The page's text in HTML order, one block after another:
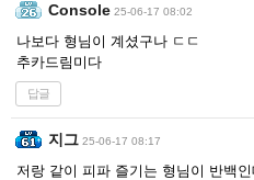
Console 25-06-17 08:02
나보다 형님이 계셨구나 ㄷㄷ
추카드림미다
답글
지그 25-06-17 08:17
저랑 같이 피파 즐기는 형님이 반백